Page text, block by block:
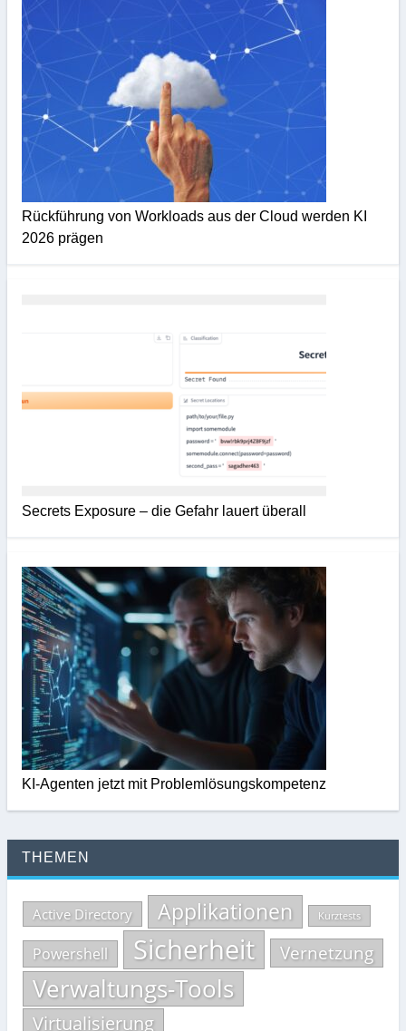
Rückführung von Workloads aus der Cloud werden KI
2026 prägen
Secrets Exposure – die Gefahr lauert überall
KI-Agenten jetzt mit Problemlösungskompetenz
THEMEN
Active Directory Applikationen Kurztests
Powershell Sicherheit Vernetzung
Verwaltungs-Tools
Virtualisierung